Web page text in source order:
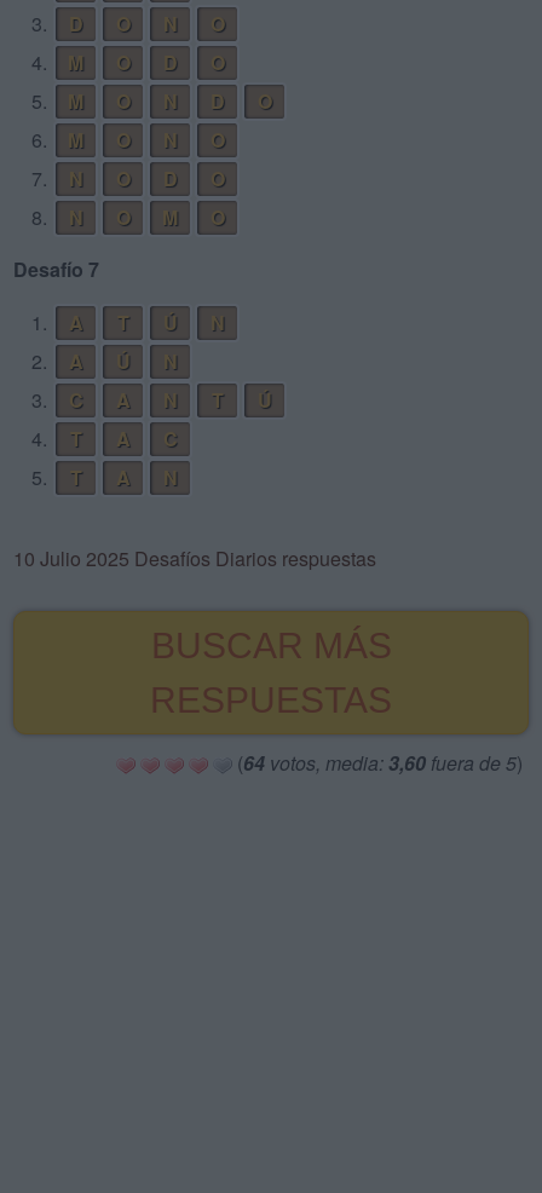
3.
D O N
O
4.
M O D
O
5.
M O N D
O
6.
M O N
O
7.
N O D
O
8.
N O M
O
Desafío 7
1.
A T Ú
N
2.
A Ú
N
3.
C A N T
Ú
4.
T A
C
5.
T A N
10 Julio 2025 Desafíos Diarios respuestas
BUSCAR MÁS
RESPUESTAS
(64 votos, media: 3,60 fuera de 5)